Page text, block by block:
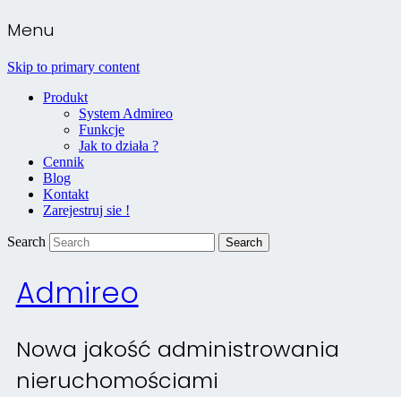
Menu
Skip to primary content
Produkt
System Admireo
Funkcje
Jak to działa ?
Cennik
Blog
Kontakt
Zarejestruj sie !
Search
Admireo
Nowa jakość administrowania
nieruchomościami